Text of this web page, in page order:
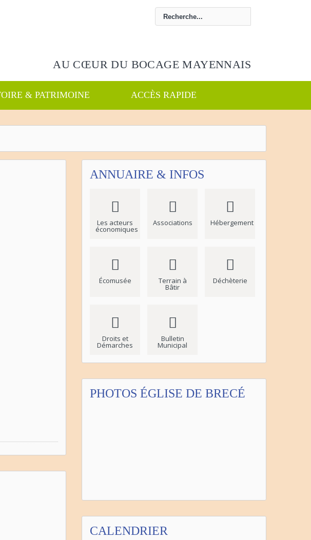
AU CŒUR DU BOCAGE MAYENNAIS
& PATRIMOINE ACCÈS RAPIDE
ANNUAIRE & INFOS
Les acteurs
économiques
Associations Hébergement
Écomusée Terrain à
Bâtir
Déchèterie
Droits et
Démarches
Bulletin
Municipal
PHOTOS ÉGLISE DE BRECÉ
CALENDRIER